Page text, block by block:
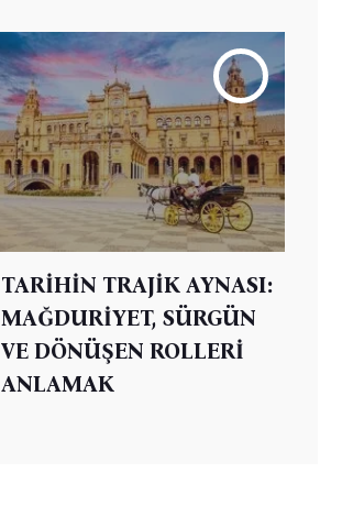
TARİHİN TRAJİK AYNASI:
MAĞDURİYET, SÜRGÜN
VE DÖNÜŞEN ROLLERİ
ANLAMAK